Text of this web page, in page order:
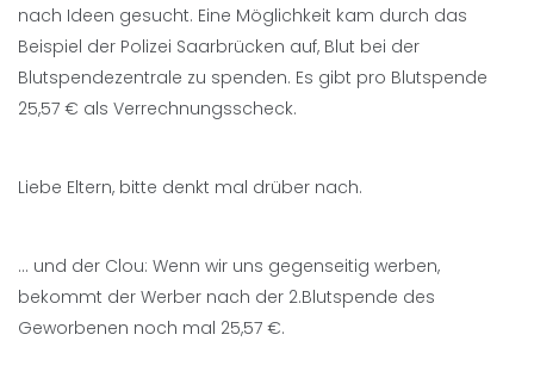
nach Ideen gesucht. Eine Möglichkeit kam durch das
Beispiel der Polizei Saarbrücken auf, Blut bei der
Blutspendezentrale zu spenden. Es gibt pro Blutspende
25,57 € als Verrechnungsscheck.
Liebe Eltern, bitte denkt mal drüber nach.
… und der Clou: Wenn wir uns gegenseitig werben,
bekommt der Werber nach der 2.Blutspende des
Geworbenen noch mal 25,57 €.